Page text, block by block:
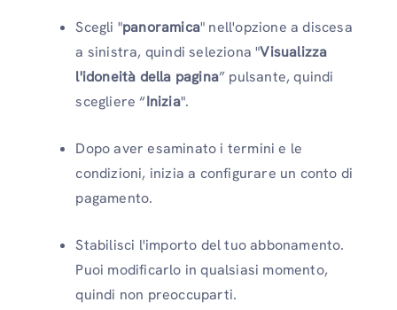
Scegli "panoramica" nell'opzione a discesa
a sinistra, quindi seleziona "Visualizza
l'idoneità della pagina” pulsante, quindi
scegliere “Inizia".
Dopo aver esaminato i termini e le
condizioni, inizia a configurare un conto di
pagamento.
Stabilisci l'importo del tuo abbonamento.
Puoi modificarlo in qualsiasi momento,
quindi non preoccuparti.